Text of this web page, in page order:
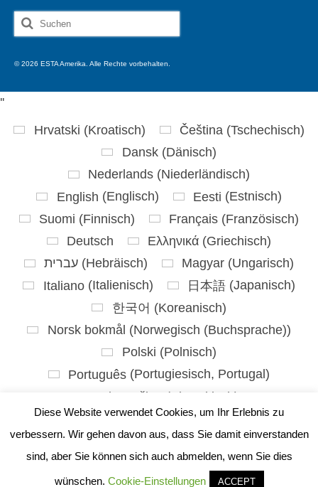
Suche
nach:
© 2026 ESTA Amerika. Alle Rechte vorbehalten.
Diese Website verwendet Cookies, um Ihr Erlebnis zu
verbessern. Wir gehen davon aus, dass Sie damit einverstanden
sind, aber Sie können sich auch abmelden, wenn Sie dies
wünschen. Cookie-Einstellungen ACCEPT
''
Hrvatski (Kroatisch) Čeština (Tschechisch)
Dansk(Dänisch)
Nederlands (Niederländisch)
English (Englisch) Eesti (Estnisch)
Suomi (Finnisch) Français (Französisch)
Deutsch
Ελληνικά (Griechisch)
עברית (Hebräisch) Magyar (Ungarisch)
Italiano(Italienisch) 日本語(Japanisch)
한국어 (Koreanisch)
Norsk bokmål (Norwegisch (Buchsprache))
Polski (Polnisch)
Português (Portugiesisch, Portugal)
Slovenčina
(Slowakisch )
Slovenščina(Slowenisch)
Español(Spanisch)
Svenska(Schwedisch)